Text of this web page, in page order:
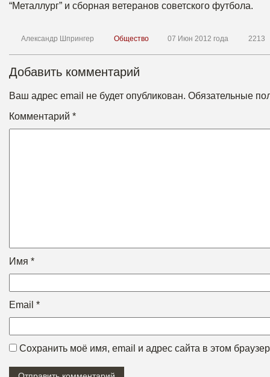
“Металлург” и сборная ветеранов советского футбола.
Александр Шпрингер Общество 07 Июн 2012 года 2213
Добавить комментарий
Ваш адрес email не будет опубликован. Обязательные
Комментарий *
Имя *
Email *
Сохранить моё имя, email и адрес сайта в этом